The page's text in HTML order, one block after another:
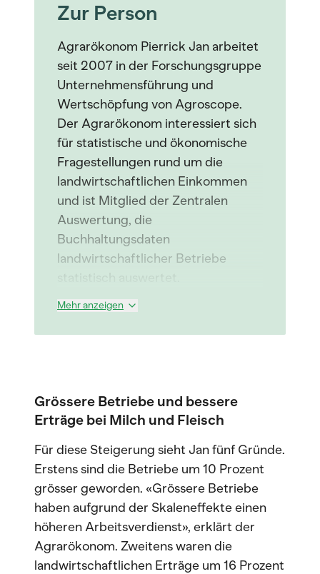
Zur Person
Agrarökonom Pierrick Jan arbeitet
seit 2007 in der Forschungsgruppe
Unternehmensführung und
Wertschöpfung von Agroscope.
Der Agrarökonom interessiert sich
für statistische und ökonomische
Fragestellungen rund um die
landwirtschaftlichen Einkommen
und ist Mitglied der Zentralen
Auswertung, die
Buchhaltungsdaten
landwirtschaftlicher Betriebe
Mehr anzeigen
Grössere Betriebe und bessere
Erträge bei Milch und Fleisch
Für diese Steigerung sieht Jan fünf Gründe.
Erstens sind die Betriebe um 10 Prozent
grösser geworden. «Grössere Betriebe
haben aufgrund der Skaleneffekte einen
höheren Arbeitsverdienst», erklärt der
Agrarökonom. Zweitens waren die
landwirtschaftlichen Erträge um 16 Prozent